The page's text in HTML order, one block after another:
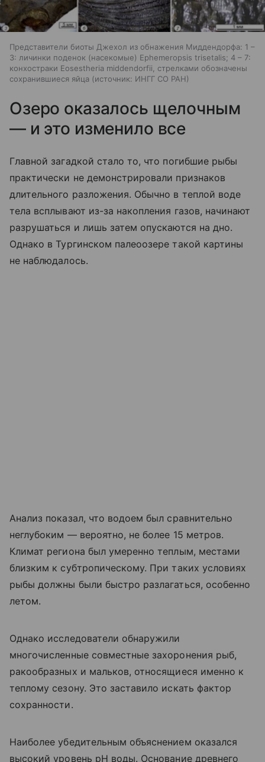
Представители биоты Джехол из обнажения Миддендорфа: 1 –
3: личинки поденок (насекомые) Ephemeropsis trisetalis; 4 – 7:
конхостраки Eosestheria middendorfii, стрелками обозначены
сохранившиеся яйца
источник: ИНГГ СО РАН
Озеро оказалось щелочным
— и это изменило все
Главной загадкой стало то, что погибшие рыбы
практически не демонстрировали признаков
длительного разложения. Обычно в теплой воде
тела всплывают из-за накопления газов, начинают
разрушаться и лишь затем опускаются на дно.
Однако в Тургинском палеоозере такой картины
не наблюдалось.
Анализ показал, что водоем был сравнительно
неглубоким — вероятно, не более 15 метров.
Климат региона был умеренно теплым, местами
близким к субтропическому. При таких условиях
рыбы должны были быстро разлагаться, особенно
летом.
Однако исследователи обнаружили
многочисленные совместные захоронения рыб,
ракообразных и мальков, относящиеся именно к
теплому сезону. Это заставило искать фактор
сохранности.
Наиболее убедительным объяснением оказался
высокий уровень pH воды. Основание древнего